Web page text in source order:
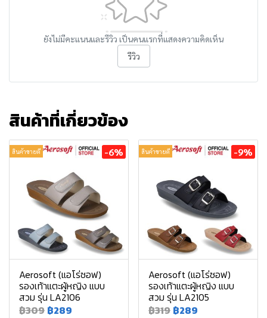
ยังไม่มีคะแนนและรีวิว เป็นคนแรกที่แสดงความคิดเห็น
รีวิว
สินค้าที่เกี่ยวข้อง
สินค้าขายดี -6%
Aerosoft (แอโร่ซอฟ)
รองเท้าแตะผู้หญิง แบบ
สวม รุ่น LA2106
฿309 ฿289
สินค้าขายดี -9%
Aerosoft (แอโร่ซอฟ)
รองเท้าแตะผู้หญิง แบบ
สวม รุ่น LA2105
฿319 ฿289